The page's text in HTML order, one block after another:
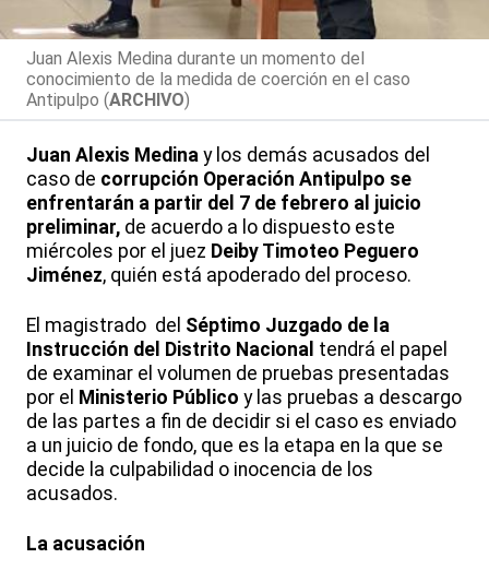
Juan Alexis Medina durante un momento del
conocimiento de la medida de coerción en el caso
Antipulpo (ARCHIVO)
Juan Alexis Medina y los demás acusados del
caso de corrupción Operación Antipulpo se
enfrentarán a partir del 7 de febrero al juicio
preliminar, de acuerdo a lo dispuesto este
miércoles por el juez Deiby Timoteo Peguero
Jiménez, quién está apoderado del proceso.
El magistrado del Séptimo Juzgado de la
Instrucción del Distrito Nacional tendrá el papel
de examinar el volumen de pruebas presentadas
por el Ministerio Público y las pruebas a descargo
de las partes a fin de decidir si el caso es enviado
a un juicio de fondo, que es la etapa en la que se
decide la culpabilidad o inocencia de los
acusados.
La acusación